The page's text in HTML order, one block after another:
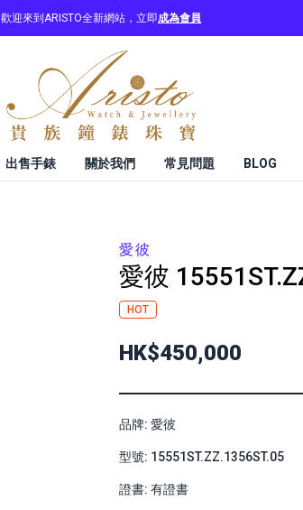
歡迎來到ARISTO全新網站，立即成為會員
出售手錶 關於我們 常見問題 BLOG
愛彼
愛彼
HOT
HK$450,000
品牌: 愛彼
型號: 15551ST.ZZ.1356ST.05
證書: 有證書